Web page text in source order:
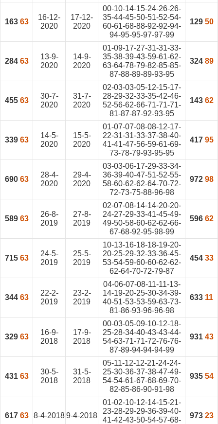
163 63
16-12-
2020
17-12-
2020
00-10-14-15-24-26-26-
35-44-45-50-51-52-54-
60-61-68-88-92-92-94-
94-95-95-97-97-99
129 50
284 63
13-9-
2020
14-9-
2020
01-09-17-27-31-31-33-
35-38-39-43-59-61-62-
63-64-78-79-82-85-85-
87-88-89-89-93-95
324 89
455 63
30-7-
2020
31-7-
2020
02-03-03-05-12-15-17-
28-29-32-33-35-42-46-
52-56-62-66-71-71-71-
81-87-87-92-93-95
143 62
339 63
14-5-
2020
15-5-
2020
01-07-07-08-08-12-17-
22-31-31-33-37-38-40-
41-41-47-56-59-61-69-
73-78-79-93-95-95
417 95
690 63
28-4-
2020
29-4-
2020
03-03-06-17-29-33-34-
36-39-40-47-51-52-55-
58-60-62-62-64-70-72-
72-73-75-88-96-98
972 98
589 63
26-8-
2019
27-8-
2019
02-07-08-14-14-20-20-
24-27-29-33-41-45-49-
49-50-58-60-62-62-66-
67-68-92-95-98-99
596 62
715 63
24-5-
2019
25-5-
2019
10-13-16-18-18-19-20-
20-25-29-32-33-36-45-
53-54-59-60-60-62-62-
62-64-70-72-79-87
454 33
344 63
22-2-
2019
23-2-
2019
04-06-07-08-11-11-13-
14-19-20-25-30-34-39-
40-51-53-53-59-63-73-
81-86-93-96-96-98
633 11
329 63
16-9-
2018
17-9-
2018
00-03-05-09-10-12-18-
25-28-34-40-43-43-44-
54-63-71-71-72-76-76-
87-89-94-94-94-99
931 43
431 63
30-5-
2018
31-5-
2018
05-11-12-12-21-24-24-
25-30-36-37-38-47-49-
54-54-61-67-68-69-70-
82-85-86-90-91-98
935 54
617 63 8-4-20189-4-2018
01-02-10-12-14-15-21-
23-28-29-29-36-39-40-
41-42-43-50-54-57-68-
973 23